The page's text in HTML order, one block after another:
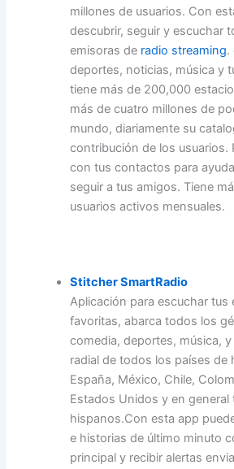
millones de usuarios. Con
descubrir, seguir y escuchar
emisoras de radio streaming.
deportes, noticias, música y
tiene más de 200,000
más de cuatro millones de
mundo, diariamente su
contribución de los usuarios.
con tus contactos para
seguir a tus amigos. Tiene
usuarios activos mensuales.
Stitcher SmartRadio
Aplicación para escuchar tus
favoritas, abarca todos los
comedia, deportes, música,
radial de todos los países de
España, México, Chile,
Estados Unidos y en
hispanos.Con esta app
e historias de último minuto
principal y recibir alertas